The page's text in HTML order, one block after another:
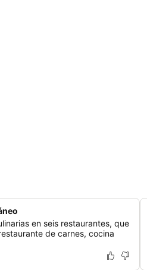
en seis restaurantes, que
de carnes, cocina